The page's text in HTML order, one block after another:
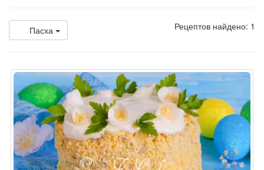
Пасха Рецептов найдено: 1